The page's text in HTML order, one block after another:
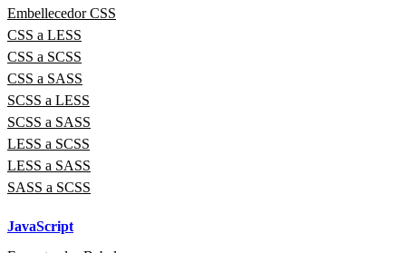
Embellecedor CSS
CSS a LESS
CSS a SCSS
CSS a SASS
SCSS a LESS
SCSS a SASS
LESS a SCSS
LESS a SASS
SASS a SCSS
JavaScript